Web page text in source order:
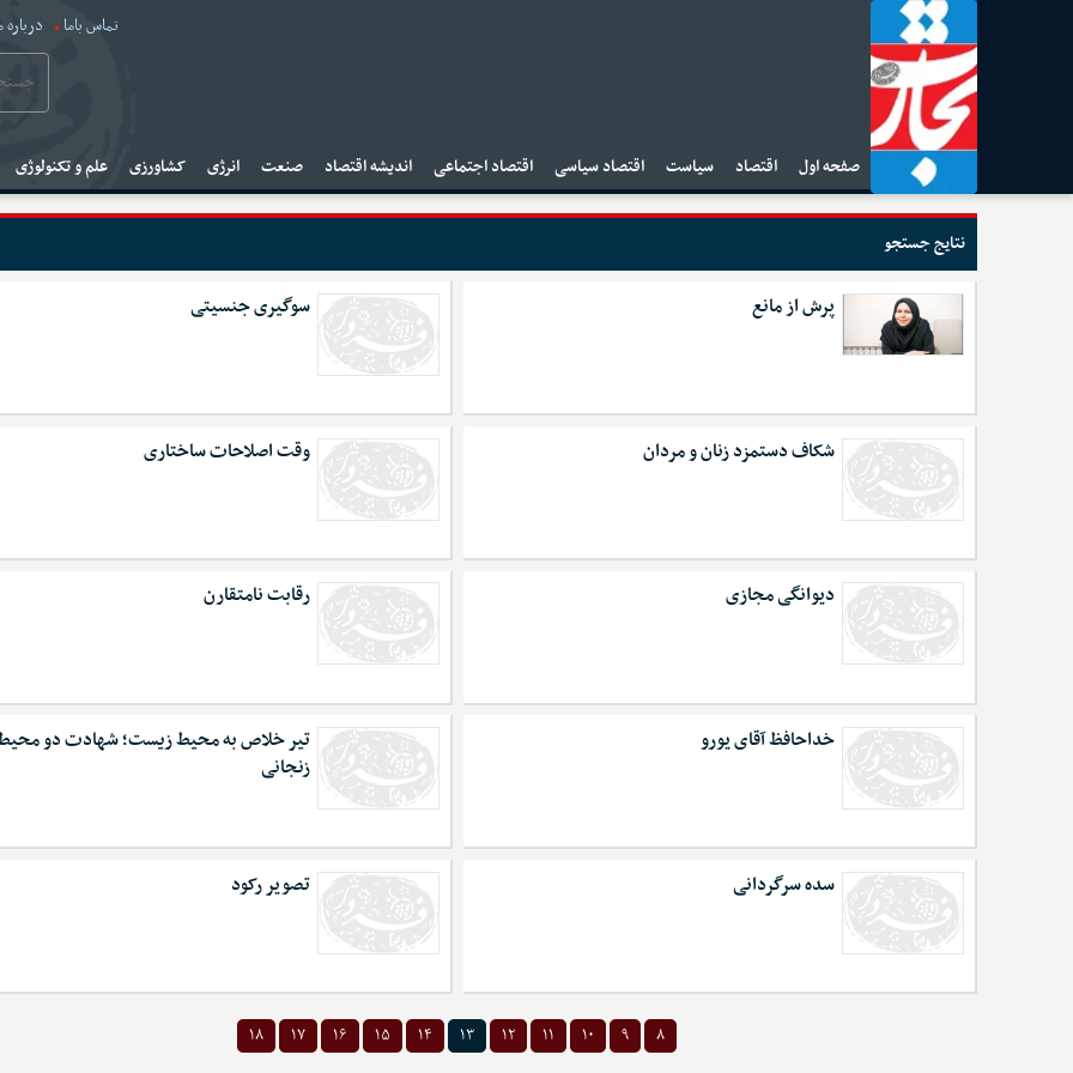
تماس باما درباره
صفحه اول اقتصاد سیاست اقتصاد سیاسی اقتصاد اجتماعی اندیشه اقتصاد صنعت انرژی کشاورزی علم و تکنولوژی
نتایج جستجو
پرش از مانع سوگیری جنسیتی
شکاف دستمزد زنان و مردان وقت اصلاحات ساختاری
دیوانگی مجازی رقابت نامتقارن
خداحافظ آقای یورو
تیر خلاص به محیط ‌زیست؛ شهادت دو
زنجانی
سده سرگردانی تصویر رکود
۸ ۹ ۱۰ ۱۱ ۱۲ ۱۳ ۱۴ ۱۵ ۱۶ ۱۷ ۱۸